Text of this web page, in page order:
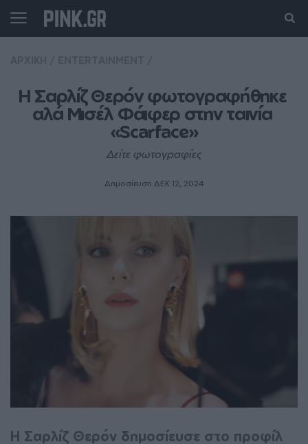
Η Σαρλίζ Θερόν φωτογραφήθηκε
αλά Μισέλ Φάιφερ στην ταινία
«Scarface»
Δείτε φωτογραφίες
Δημοσίευση ΔΕΚ 12, 2024
H Σαρλίζ Θερόν δημοσίευσε στο προφίλ